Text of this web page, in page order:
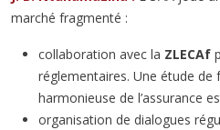
marché fragmenté :
collaboration avec la ZLECAf
réglementaires. Une étude
harmonieuse de l’assurance
organisation de dialogues